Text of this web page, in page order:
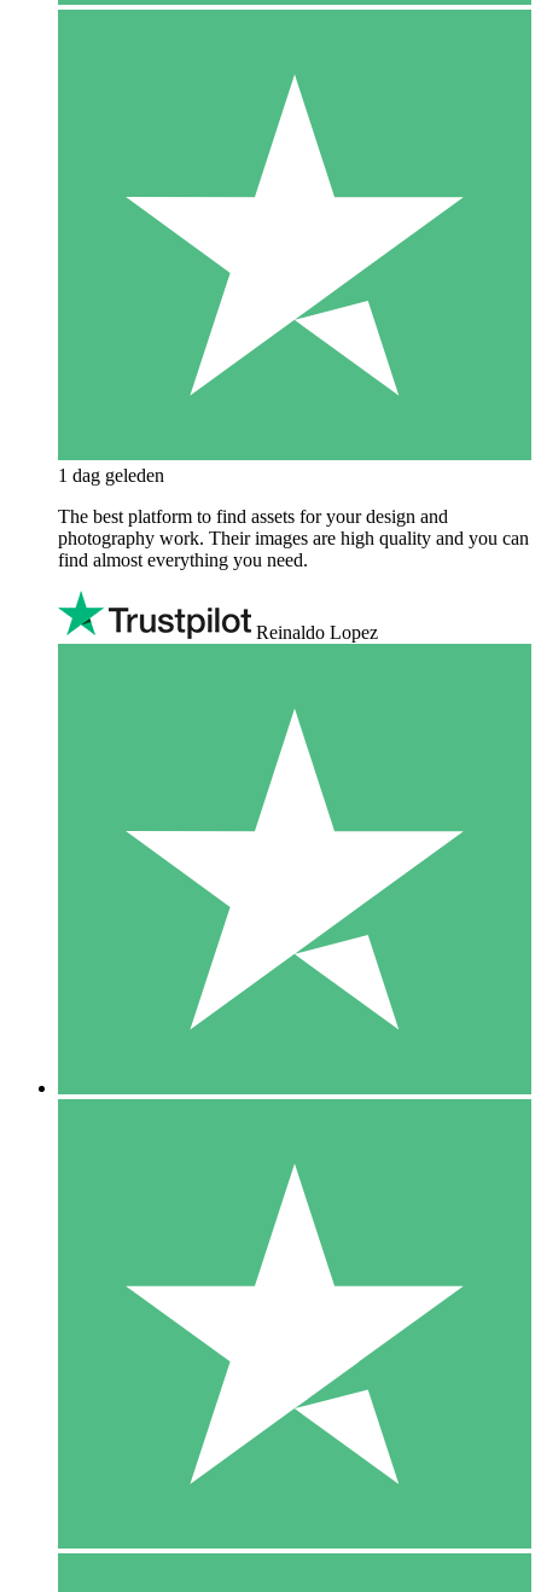
1 dag geleden
The best platform to find assets for your design and
photography work. Their images are high quality and you can
find almost everything you need.
Reinaldo Lopez